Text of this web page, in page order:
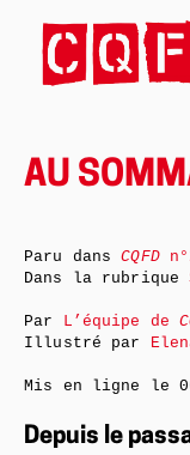
AU
Depuis le
Paru dansCQFD
Dans la rubrique
Par L’équipe de
Illustré par
Mis en ligne le